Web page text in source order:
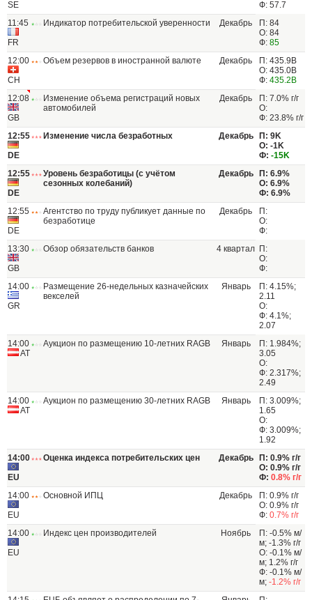
SE
Ф: 57.7
11:45
FR
Индикатор потребительской уверенности Декабрь
П: 84
О: 84
Ф: 85
12:00
CH
Объем резервов в иностранной валюте Декабрь
П: 435.9B
О: 435.0B
Ф: 435.2B
12:08
GB
Изменение объема регистраций новых
автомобилей
Декабрь
П: 7.0% г/г
О:
Ф: 23.8% г/г
12:55
DE
Изменение числа безработных Декабрь
П: 9K
О: -1K
Ф: -15K
12:55
DE
Уровень безработицы (с учётом
сезонных колебаний)
Декабрь
П: 6.9%
О: 6.9%
Ф: 6.9%
12:55
DE
Агентство по труду публикует данные по
безработице
Декабрь
П:
О:
Ф:
13:30
GB
Обзор обязательств банков 4 квартал П:
О:
Ф:
14:00
GR
Размещение 26-недельных казначейских
векселей
Январь
П: 4.15%;
2.11
О:
Ф: 4.1%;
2.07
14:00
AT
Аукцион по размещению 10-летних RAGB Январь
П: 1.984%;
3.05
О:
Ф: 2.317%;
2.49
14:00
AT
Аукцион по размещению 30-летних RAGB Январь
П: 3.009%;
1.65
О:
Ф: 3.009%;
1.92
14:00
EU
Оценка индекса потребительских цен Декабрь
П: 0.9% г/г
О: 0.9% г/г
Ф: 0.8% г/г
14:00
EU
Основной ИПЦ Декабрь
П: 0.9% г/г
О: 0.9% г/г
Ф: 0.7% г/г
14:00
EU
Индекс цен производителей Ноябрь
П: -0.5% м/
м; -1.3% г/г
О: -0.1% м/
м; 1.2% г/г
Ф: -0.1% м/
м; -1.2% г/г